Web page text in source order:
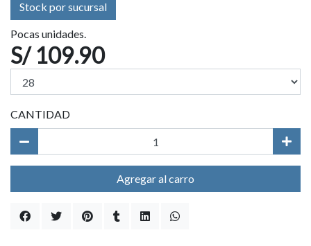
Stock por sucursal
Pocas unidades.
S/ 109.90
CANTIDAD
Agregar al carro